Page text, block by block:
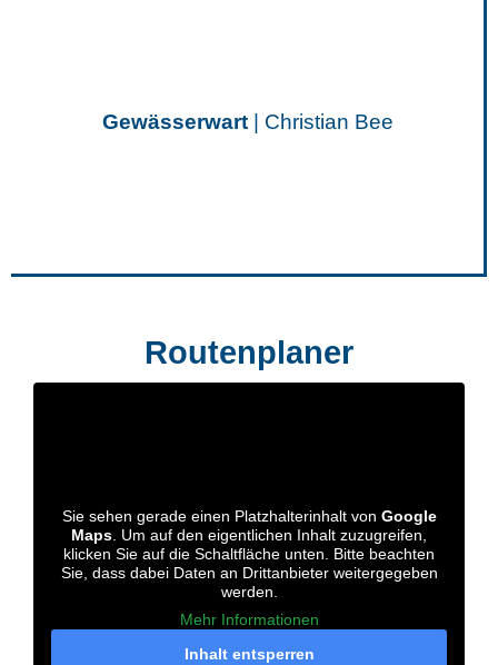
Gewässerwart| Christian Bee
Routenplaner
Sie sehen gerade einen Platzhalterinhalt von Google
Maps. Um auf den eigentlichen Inhalt zuzugreifen,
klicken Sie auf die Schaltfläche unten. Bitte beachten
Sie, dass dabei Daten an Drittanbieter weitergegeben
werden.
Mehr Informationen
Inhalt entsperren